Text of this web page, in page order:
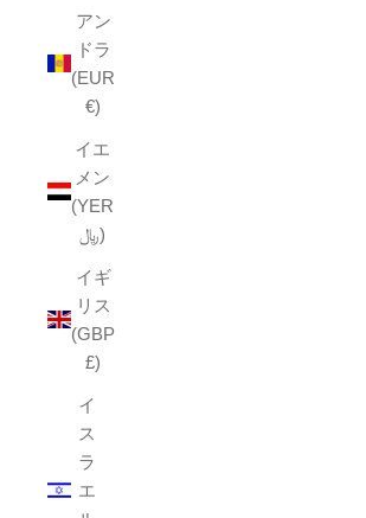
アン
ドラ
(EUR
€)
イエ
メン
(YER
﷼)
イギ
リス
(GBP
£)
イ
ス
ラ
エ